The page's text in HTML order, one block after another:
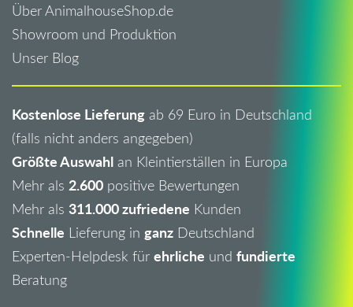
Über AnimalhouseShop.de
Showroom und Produktion
Unser Blog
Kostenlose Lieferung ab 69 Euro in Deutschland
(falls nicht anders angegeben)
Größte Auswahl an Kleintierställen in Europa
Mehr als 2.600 positive Bewertungen
Mehr als 311.000 zufriedene Kunden
Schnelle Lieferung in ganz Deutschland
Experten-Helpdesk für ehrliche und fundierte
Beratung